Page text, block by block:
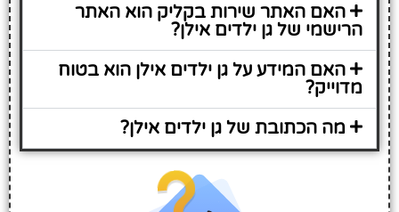
האם האתר שירות בקליק הוא האתר
הרישמי של גן ילדים אילן?
האם המידע על גן ילדים אילן הוא בטוח
מדוייק?
מה הכתובת של גן ילדים אילן?